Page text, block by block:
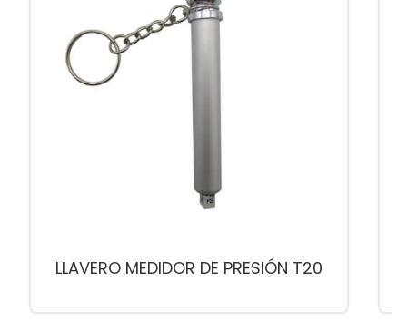
LLAVERO MEDIDOR DE PRESIÓN T20